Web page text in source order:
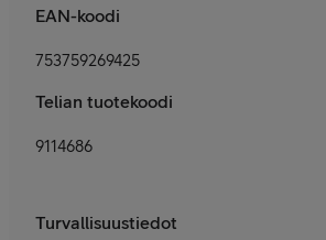
EAN-koodi
753759269425
Telian tuotekoodi
9114686
Turvallisuustiedot